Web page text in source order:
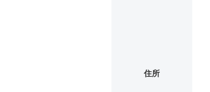
住所